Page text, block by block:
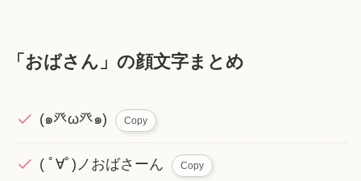
「おばさん」の顔文字まとめ
(๑癶ω癶๑) Copy
( ﾟ∀ﾟ)ノおばさーん Copy